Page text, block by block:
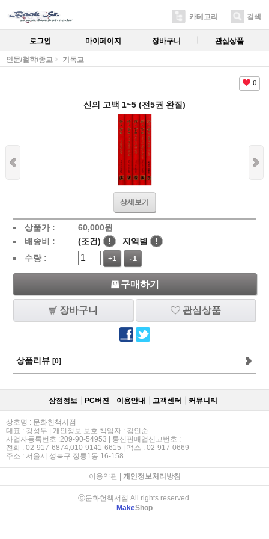
카테고리 검색
로그인 마이페이지 장바구니 관심상품
인문/철학/종교 기독교
0
신의 고백 1~5 (전5권 완질)
상세보기
상품가 : 60,000원
배송비 :
(조건) ! 지역별
!
수량 :
+1 -1
구매하기
장바구니 관심상품
상품리뷰 [0]
상점정보 PC버젼 이용안내 고객센터 커뮤니티
상호명 : 문화헌책서점
대표 : 강성두 | 개인정보 보호 책임자 : 김인순
사업자등록번호 :209-90-54953 | 통신판매업신고번호 :
전화 : 02-917-6874,010-9141-6615 | 팩스 : 02-917-0669
주소 : 서울시 성북구 정릉1동 16-158
이용약관| 개인정보처리방침
ⓒ문화헌책서점 All rights reserved.
MakeShop